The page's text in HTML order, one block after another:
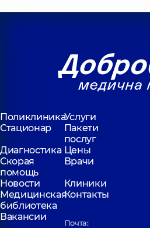
ПоликлиникаУслуги
Стационар
Пакети
послуг
Диагностика Цены
Скорая
помощь
Врачи
Новости
Клиники
Медицинская
библиотека
Контакты
Вакансии
Почта: